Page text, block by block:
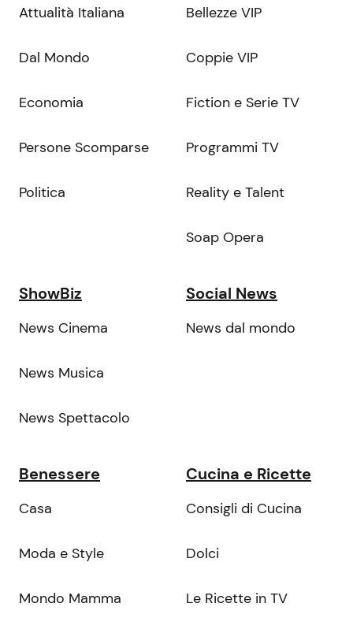
Attualità Italiana
Dal Mondo
Economia
Persone Scomparse
Politica
Bellezze VIP
Coppie VIP
Fiction e Serie TV
Programmi TV
Reality e Talent
Soap Opera
ShowBiz
News Cinema
News Musica
News Spettacolo
Social News
News dal mondo
Benessere
Casa
Moda e Style
Mondo Mamma
Cucina e Ricette
Consigli di Cucina
Dolci
Le Ricette in TV